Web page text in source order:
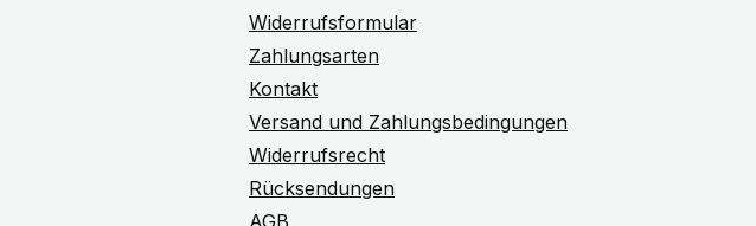
Widerrufsformular
Zahlungsarten
Kontakt
Versand und Zahlungsbedingungen
Widerrufsrecht
Rücksendungen